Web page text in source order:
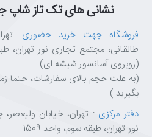
نشانی های تک تاز
فروشگاه جهت خرید حضوری:
(روبروی آسانسور شیشه ای)
بگیرید.)
دفتر مرکزی : تهران، خیابان ولیعصر،
نور تهران، طبقه سوم، واحد 1509